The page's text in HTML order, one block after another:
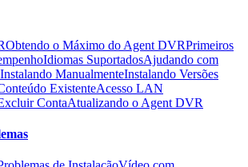
Obtendo o Máximo do Agent DVRPrimeiros
Idiomas SuportadosAjudando com
Instalando ManualmenteInstalando Versões
ExistenteAcesso LAN
ContaAtualizando o Agent DVR